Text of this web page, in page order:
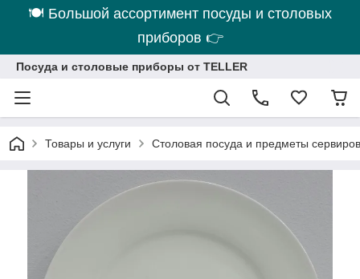
🍽 Большой ассортимент посуды и столовых
приборов 👉
Посуда и столовые приборы от TELLER
Товары и услуги Столовая посуда и предметы